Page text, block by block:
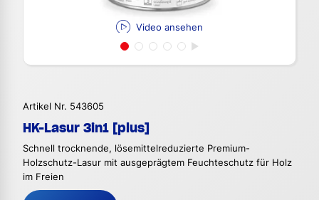
Video ansehen
Artikel Nr. 543605
HK-Lasur 3in1 [plus]
Schnell trocknende, lösemittelreduzierte Premium-
Holzschutz-Lasur mit ausgeprägtem Feuchteschutz für Holz
im Freien